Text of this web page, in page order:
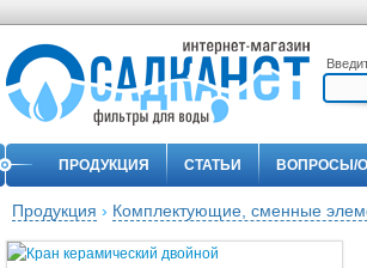
ПРОДУКЦИЯ СТАТЬИ ВОПРОСЫ/
Продукция › Комплектующие, сменные